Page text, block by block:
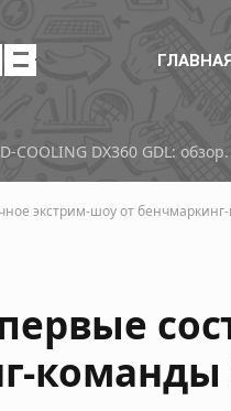
экстрим-шоу от
команды